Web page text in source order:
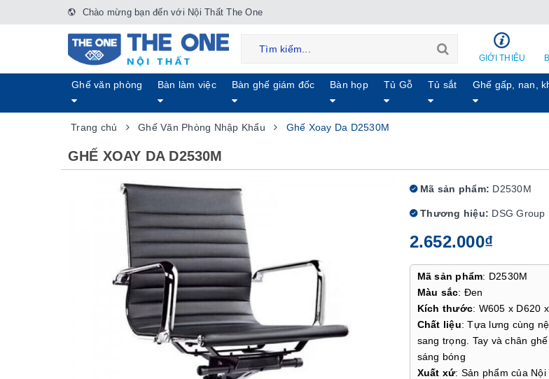
Chào mừng bạn đến với Nội Thất The One
GIỚI THIỆU
Ghế văn phòng Bàn làm việc Bàn ghế giám đốc Bàn họp Tủ Gỗ Tủ sắt Ghế gấp, nan,
Trang chủ Ghế Văn Phòng Nhập Khẩu Ghế Xoay Da D2530M
GHẾ XOAY DA D2530M
Mã sản phẩm: D2530M
Thương hiệu: DSG Group
2.652.000₫
Mã sản phẩm: D2530M
Màu sắc: Đen
Kích thước: W605 x D620
Chất liệu: Tựa lưng cùng
sang trọng. Tay và chân
sáng bóng
Xuất xứ: Sản phẩm của